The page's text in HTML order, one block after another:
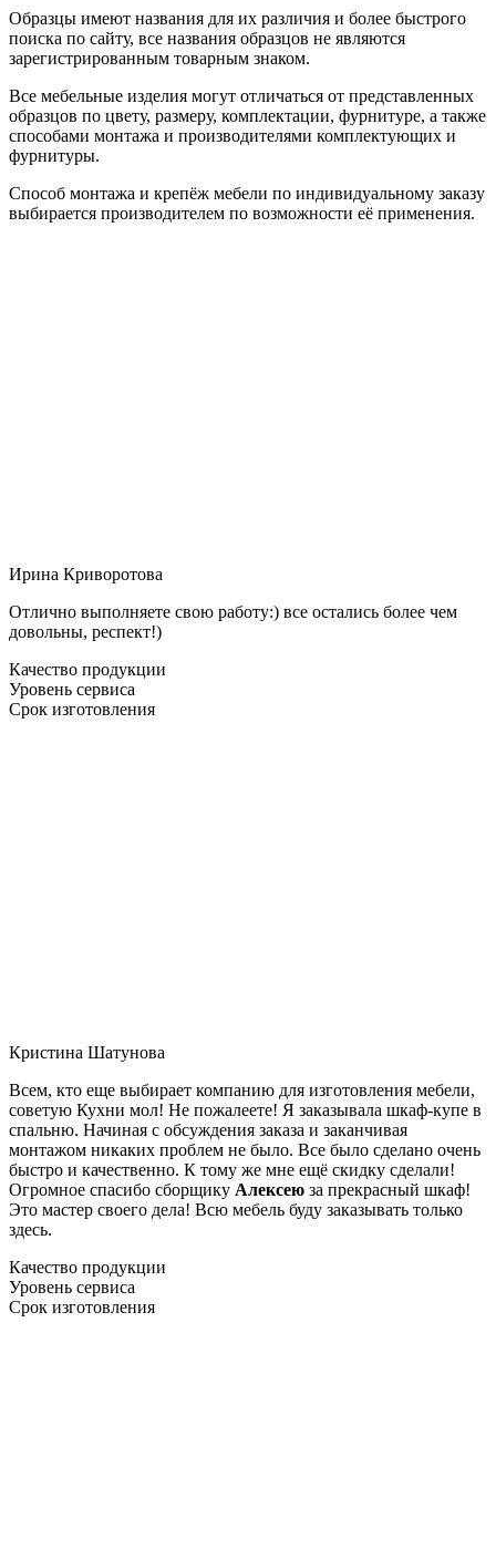
Образцы имеют названия для их различия и более быстрого
поиска по сайту, все названия образцов не являются
зарегистрированным товарным знаком.
Все мебельные изделия могут отличаться от представленных
образцов по цвету, размеру, комплектации, фурнитуре, а также
способами монтажа и производителями комплектующих и
фурнитуры.
Способ монтажа и крепёж мебели по индивидуальному заказу
выбирается производителем по возможности её применения.
Ирина Криворотова
Отлично выполняете свою работу:) все остались более чем
довольны, респект!)
Качество продукции
Уровень сервиса
Срок изготовления
Кристина Шатунова
Всем, кто еще выбирает компанию для изготовления мебели,
советую Кухни мол! Не пожалеете! Я заказывала шкаф-купе в
спальню. Начиная с обсуждения заказа и заканчивая
монтажом никаких проблем не было. Все было сделано очень
быстро и качественно. К тому же мне ещё скидку сделали!
Огромное спасибо сборщику Алексею за прекрасный шкаф!
Это мастер своего дела! Всю мебель буду заказывать только
здесь.
Качество продукции
Уровень сервиса
Срок изготовления